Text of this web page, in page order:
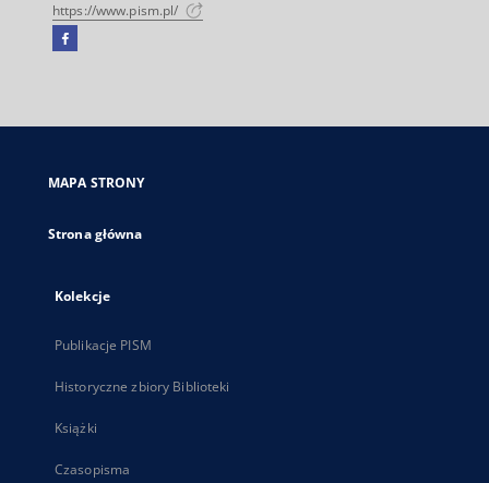
https://www.pism.pl/
Facebook
się
karcie
MAPA STRONY
Strona główna
Kolekcje
Publikacje PISM
Historyczne zbiory Biblioteki
Książki
Czasopisma